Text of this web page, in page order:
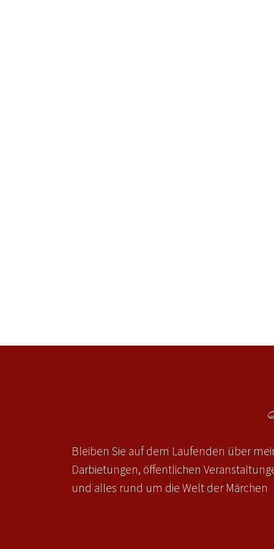
Bleiben Sie auf dem Laufenden über
Darbietungen, öffentlichen
und alles rund um die Welt der Märchen